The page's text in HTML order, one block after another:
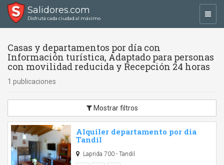
Salidores.com
Disfrutá cada ciudad al máximo
Casas y departamentos por día con
Información turística, Adaptado para personas
con movilidad reducida y Recepción 24 horas
1 publicaciones
Mostrar filtros
Alquiler departamento por dia
Tandil
Laprida 700 - Tandil